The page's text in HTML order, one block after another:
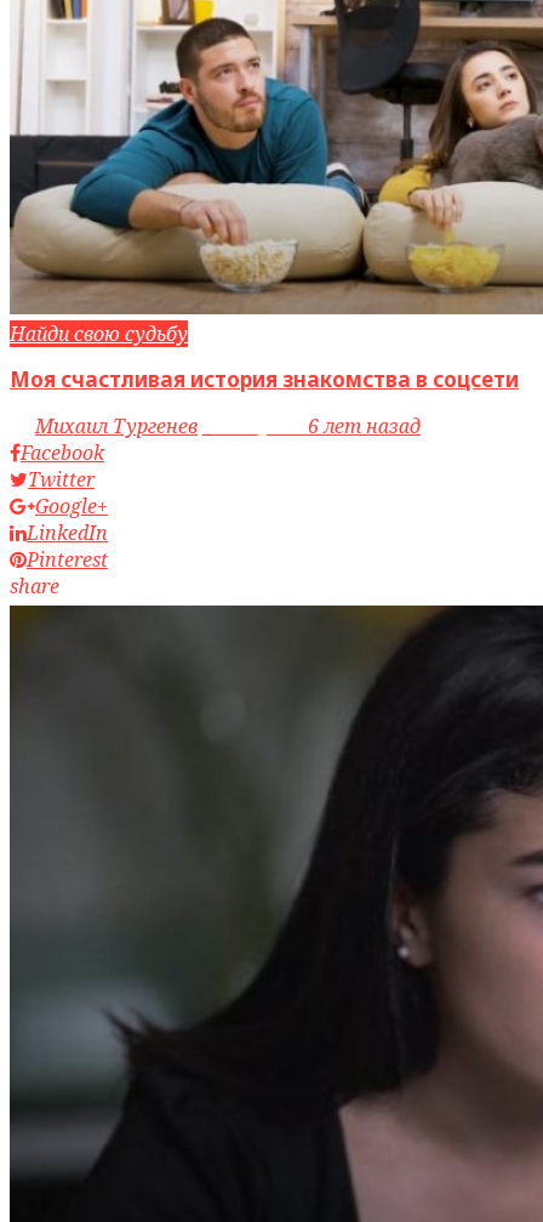
Найди свою судьбу
Моя счастливая история знакомства в соцсети
byМихаил Тургенев
6 лет назад
Facebook
Twitter
Google+
LinkedIn
Pinterest
share